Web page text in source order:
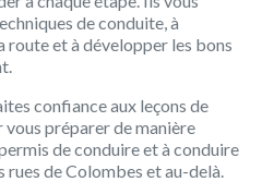
de conduite, à
route et à développer les bons
confiance aux leçons de
préparer de manière
de conduire et à conduire
de Colombes et au-delà.